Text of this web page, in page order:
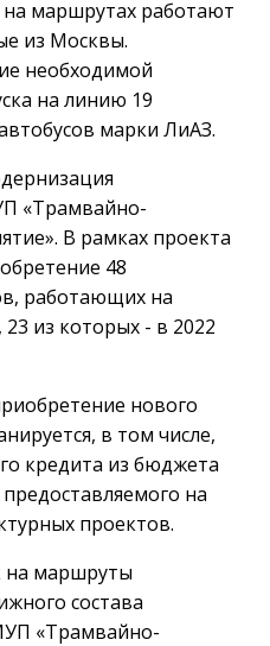
на маршрутах работают
из Москвы.
необходимой
на линию 19
марки ЛиАЗ.
«Трамвайно-
В рамках проекта
48
работающих на
из которых - в 2022
нового
в том числе,
кредита из бюджета
на
проектов.
на маршруты
состава
«Трамвайно-